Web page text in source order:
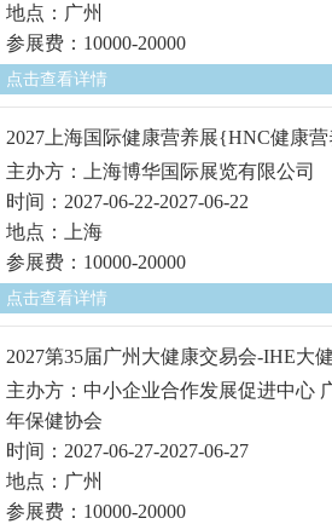
地点：广州
参展费：10000-20000
点击查看详情
2027上海国际健康营养展{HNC健康
主办方：上海博华国际展览有限公司
时间：2027-06-22-2027-06-22
地点：上海
参展费：10000-20000
点击查看详情
2027第35届广州大健康交易会-IHE大
主办方：中小企业合作发展促进中心
年保健协会
时间：2027-06-27-2027-06-27
地点：广州
参展费：10000-20000